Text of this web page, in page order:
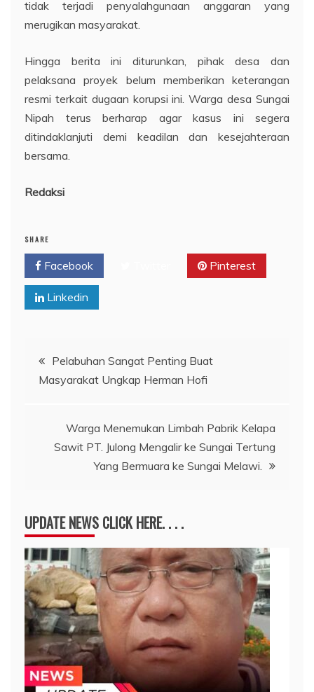
tidak terjadi penyalahgunaan anggaran yang
merugikan masyarakat.
Hingga berita ini diturunkan, pihak desa dan
pelaksana proyek belum memberikan keterangan
resmi terkait dugaan korupsi ini. Warga desa Sungai
Nipah terus berharap agar kasus ini segera
ditindaklanjuti demi keadilan dan kesejahteraan
bersama.
Redaksi
SHARE
Facebook Pinterest
Linkedin
Navigasi
pos
Pelabuhan Sangat Penting Buat
Masyarakat Ungkap Herman Hofi
Warga Menemukan Limbah Pabrik Kelapa
Sawit PT. Julong Mengalir ke Sungai Tertung
Yang Bermuara ke Sungai Melawi.
UPDATE NEWS CLICK HERE. . . .